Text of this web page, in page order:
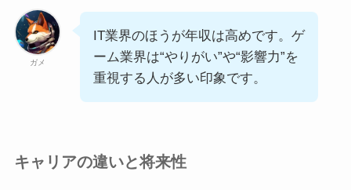
ガメ
IT業界のほうが年収は高めです。ゲ
ーム業界は“やりがい”や“影響力”を
重視する人が多い印象です。
キャリアの違いと将来性